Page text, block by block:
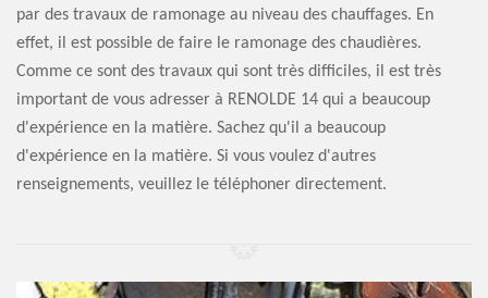
par des travaux de ramonage au niveau des chauffages. En
effet, il est possible de faire le ramonage des chaudières.
Comme ce sont des travaux qui sont très difficiles, il est très
important de vous adresser à RENOLDE 14 qui a beaucoup
d'expérience en la matière. Sachez qu'il a beaucoup
d'expérience en la matière. Si vous voulez d'autres
renseignements, veuillez le téléphoner directement.